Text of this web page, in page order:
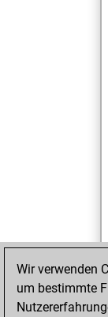
Wir verwenden
um bestimmte